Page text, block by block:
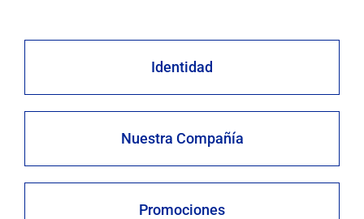
Identidad
Nuestra Compañía
Promociones